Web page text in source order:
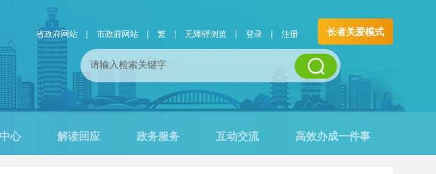
省政府网站 | 市政府网站 | 繁 | 无障碍浏览 | 登录 | 注册 长者关爱模式
心 解读回应 政务服务 互动交流 高效办成一件事